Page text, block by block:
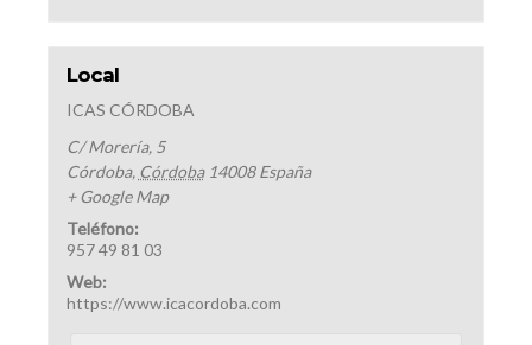
Local
ICAS CÓRDOBA
C/ Morería, 5
Córdoba, Córdoba 14008 España
+ Google Map
Teléfono:
957 49 81 03
Web:
https://www.icacordoba.com